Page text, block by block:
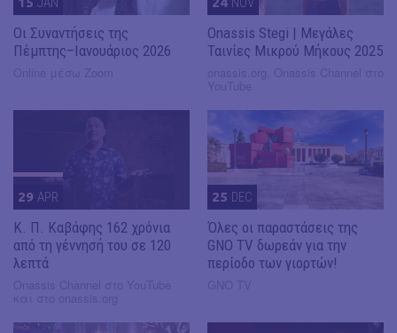
Οι Συναντήσεις της
Πέμπτης–Ιανουάριος 2026
Onassis Stegi | Μεγάλες
Ταινίες Μικρού Μήκους 2025
29 APR
Κ. Π. Καβάφης 162 χρόνια
από τη γέννησή του σε 120
λεπτά
25 DEC
Όλες οι παραστάσεις της
GNO TV δωρεάν για την
περίοδο των γιορτών!